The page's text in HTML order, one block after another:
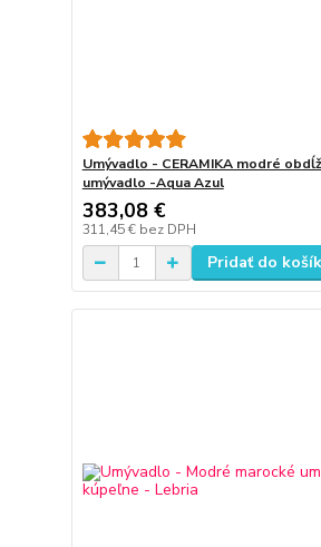
Umývadlo - CERAMIKA modré
umývadlo -Aqua Azul
383,08 €
311,45 € bez DPH
Pridať do